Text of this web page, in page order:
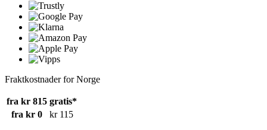
Fraktkostnader for Norge
fra kr 815 gratis*
fra kr 0
kr 115